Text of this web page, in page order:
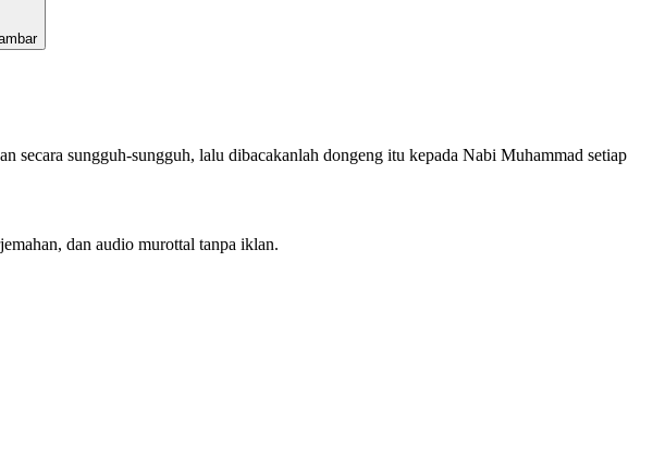
sungguh-sungguh, lalu dibacakanlah dongeng itu kepada Nabi Muhammad setiap
dan audio murottal tanpa iklan.